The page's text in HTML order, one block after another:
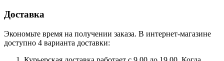
Доставка
Экономьте время на получении заказа. В интернет-магазине
доступно 4 варианта доставки: